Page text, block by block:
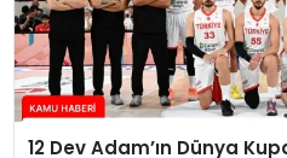
12 Dev Adam’ın Dünya